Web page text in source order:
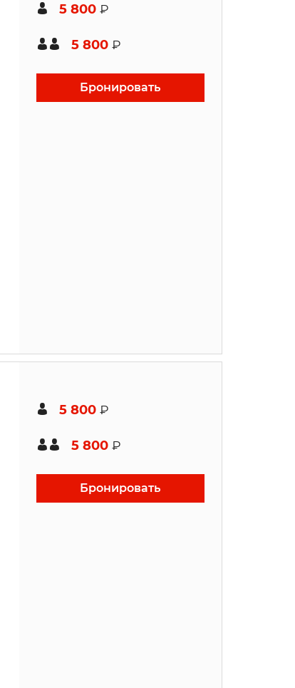
5 800 ₽
5 800 ₽
Бронировать
5 800 ₽
5 800 ₽
Бронировать